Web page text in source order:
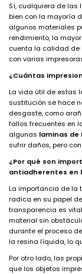
Sí, cualquiera de las
bien con la mayoría
algunos materiales
rendimiento, la
cuenta la calidad de
con varias
¿Cuántas
La vida útil de estas
sustitución se hace
desgaste, como
fallos frecuentes en
algunas laminas de
sufrir daños, pero
¿Por qué son
antiadherentes en
La importancia de la
radica en su papel
transparencia es
material sin
durante el proceso
la resina líquida, lo
Por otro lado, las
que los objetos